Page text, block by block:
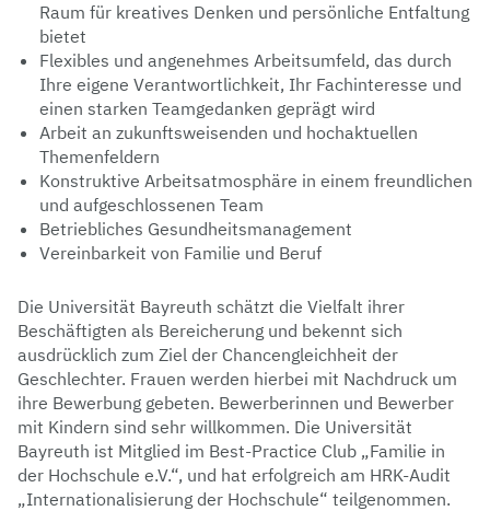
Raum für kreatives Denken und persönliche Entfaltung
bietet
Flexibles und angenehmes Arbeitsumfeld, das durch
Ihre eigene Verantwortlichkeit, Ihr Fachinteresse und
einen starken Teamgedanken geprägt wird
Arbeit an zukunftsweisenden und hochaktuellen
Themenfeldern
Konstruktive Arbeitsatmosphäre in einem freundlichen
und aufgeschlossenen Team
Betriebliches Gesundheitsmanagement
Vereinbarkeit von Familie und Beruf
Die Universität Bayreuth schätzt die Vielfalt ihrer
Beschäftigten als Bereicherung und bekennt sich
ausdrücklich zum Ziel der Chancengleichheit der
Geschlechter. Frauen werden hierbei mit Nachdruck um
ihre Bewerbung gebeten. Bewerberinnen und Bewerber
mit Kindern sind sehr willkommen. Die Universität
Bayreuth ist Mitglied im Best-Practice Club „Familie in
der Hochschule e.V.“, und hat erfolgreich am HRK-Audit
„Internationalisierung der Hochschule“ teilgenommen.